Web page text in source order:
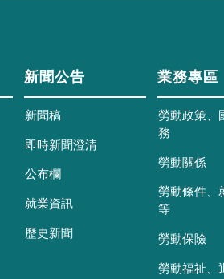
新聞公告
新聞稿
即時新聞澄清
公布欄
就業資訊
歷史新聞
業務專區
勞動政策、
務
勞動關係
勞動條件、
等
勞動保險
勞動福祉、